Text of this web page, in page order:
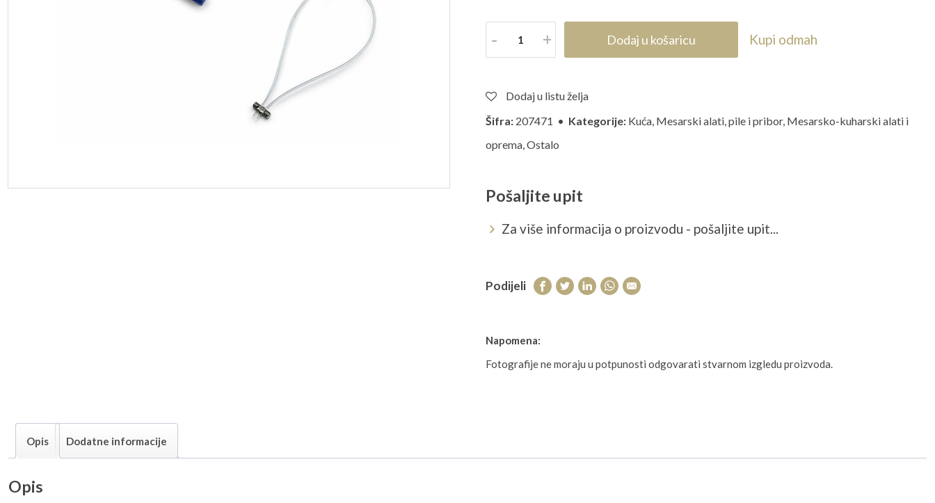
Količina Dodaj u košaricu Kupi odmah
Dodaj u listu želja
Šifra: 207471 • Kategorije: Kuća, Mesarski alati, pile i pribor, Mesarsko-kuharski alati i
oprema,Ostalo
Pošaljite upit
Za više informacija o proizvodu - pošaljite upit...
Podijeli
Napomena:
Fotografije ne moraju u potpunosti odgovarati stvarnom izgledu proizvoda.
Opis Dodatne informacije
Opis